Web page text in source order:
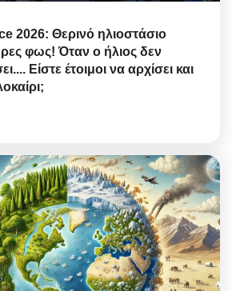
2026: Θερινό ηλιοστάσιο
φως! Όταν ο ήλιος δεν
Είστε έτοιμοι να αρχίσει και